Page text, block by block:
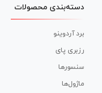
دسته‌بندی محصولات
برد آردوینو
رزبری پای
سنسورها
ماژول‌ها